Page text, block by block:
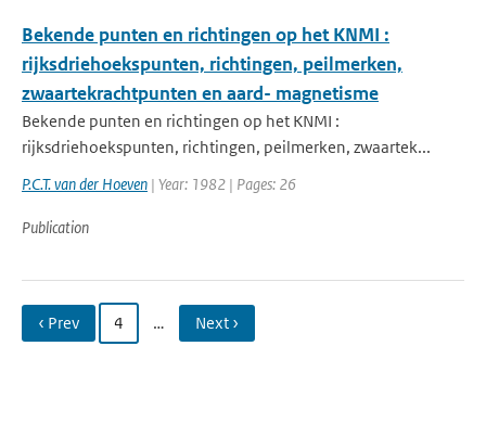
Bekende punten en richtingen op het KNMI :
rijksdriehoekspunten, richtingen, peilmerken,
zwaartekrachtpunten en aard- magnetisme
Bekende punten en richtingen op het KNMI :
rijksdriehoekspunten, richtingen, peilmerken, zwaartek...
P.C.T. van der Hoeven | Year: 1982 | Pages: 26
Publication
‹ Prev 4 … Next ›